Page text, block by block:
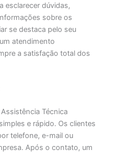
esclarecer dúvidas,
sobre os
se destaca pelo seu
atendimento
a satisfação total dos
Técnica
e rápido. Os clientes
telefone, e-mail ou
Após o contato, um